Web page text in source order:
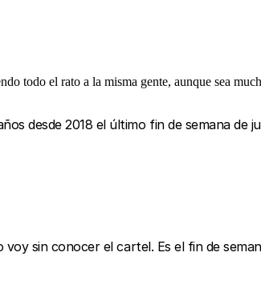
todo el rato a la misma gente, aunque sea
desde 2018 el último fin de semana
sin conocer el cartel. Es el fin de